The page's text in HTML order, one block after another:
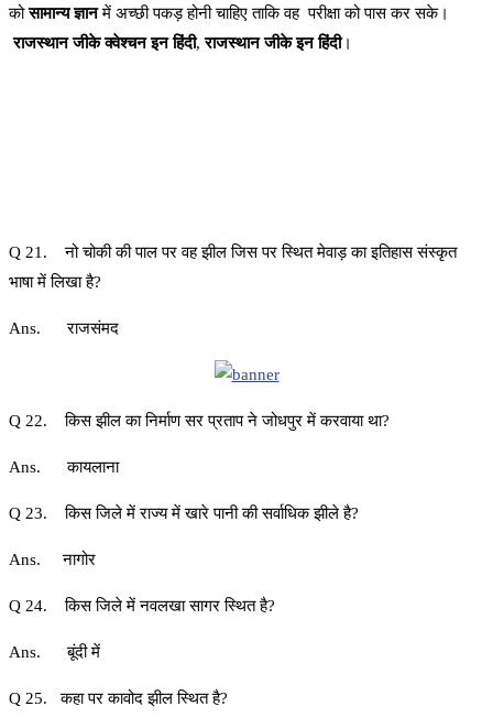
कोसामान्य ज्ञानमें अच्छी पकड़ होनी चाहिए ताकि वह परीक्षा को पास कर सके।
राजस्थान जीके क्वेश्चन इन हिंदी,राजस्थान जीके इन हिंदी।
Q 21. नो चोकी की पाल पर वह झील जिस पर स्थित मेवाड़ का इतिहास संस्कृत
भाषा में लिखा है?
Ans. राजसंमद
Q 22. किस झील का निर्माण सर प्रताप ने जोधपुर में करवाया था?
Ans. कायलाना
Q 23. किस जिले में राज्य में खारे पानी की सर्वाधिक झीले है?
Ans. नागोर
Q 24. किस जिले में नवलखा सागर स्थित है?
Ans. बूंदी में
Q 25. कहा पर कावोद झील स्थित है?